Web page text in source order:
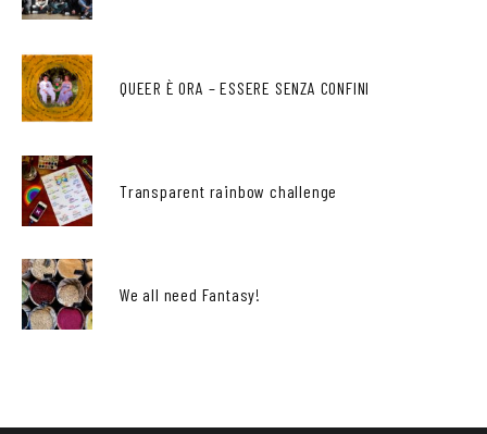
QUEER È ORA – ESSERE SENZA CONFINI
Transparent rainbow challenge
We all need Fantasy!